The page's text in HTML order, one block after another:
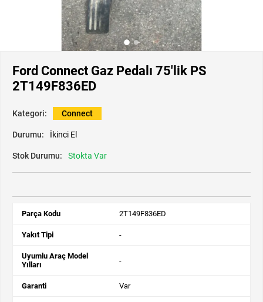
Ford Connect Gaz Pedalı 75'lik PS
2T149F836ED
Kategori: Connect
Durumu: İkinci El
Stok Durumu: Stokta Var
Parça Kodu 2T149F836ED
Yakıt Tipi -
Uyumlu Araç Model
Yılları
-
Garanti Var